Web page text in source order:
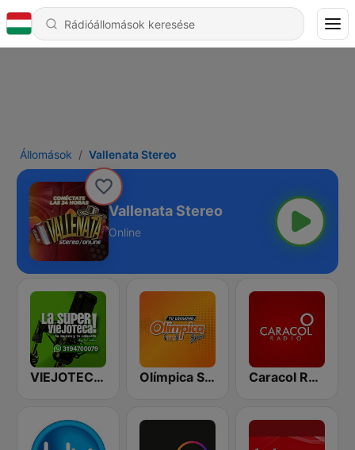
Állomások Vallenata Stereo
Vallenata Stereo
Online
VIEJOTECA "para Beber y Gozar" Olímpica Stereo - Medellín 104.9 FM Caracol Radio